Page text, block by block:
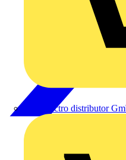
eldis electro distributor